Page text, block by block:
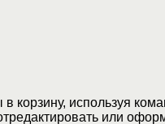
корзину, используя
или